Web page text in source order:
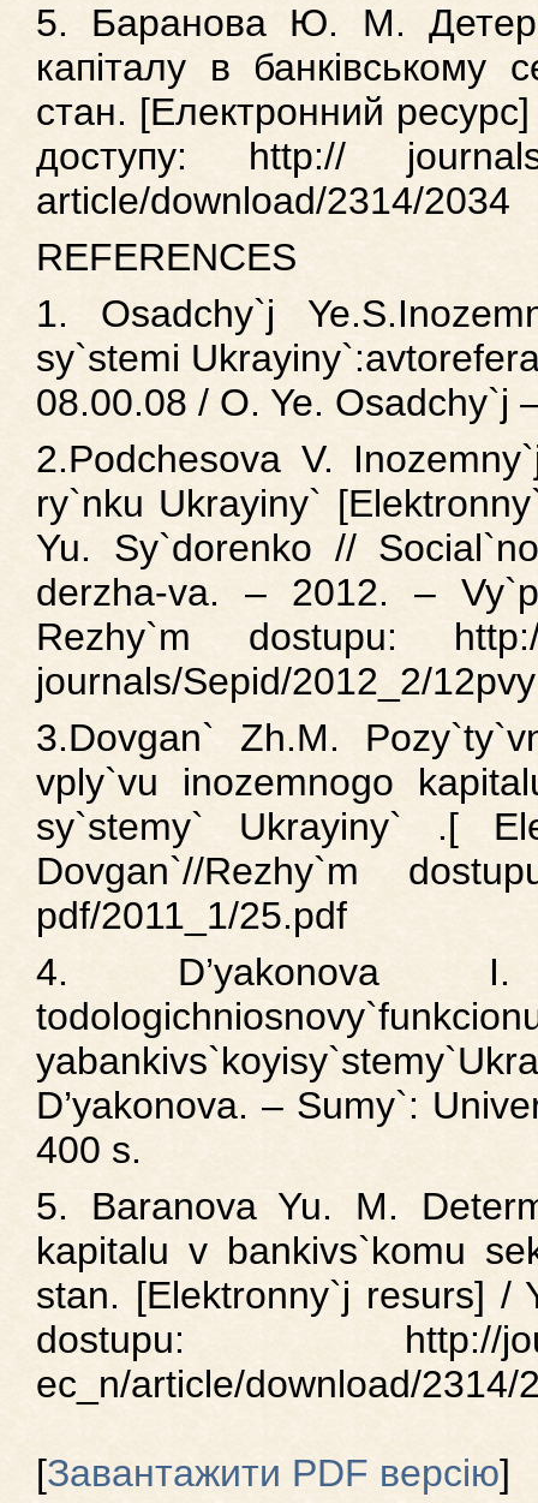
5. Баранова Ю. М.
капіталу в банківському
стан. [Електронний
доступу: http://
article/download/2314/2034
REFERENCES
1. Osadchy`j
sy`stemi
08.00.08 / O. Ye. Osadchy`j
2.Podchesova V.
ry`nku Ukrayiny`
Yu. Sy`dorenko //
derzha-va. – 2012. –
Rezhy`m dostupu:
journals/Sepid/2012_2/
3.Dovgan` Zh.M.
vply`vu inozemnogo
sy`stemy` Ukrayiny` .[
Dovgan`//Rezhy`m
pdf/2011_1/25.pdf
4. D’yakonova I.
D’yakonova. – Sumy`:
400 s.
5. Baranova Yu. M.
kapitalu v bankivs`komu
stan. [Elektronny`j resurs] /
dostupu: http://
ec_n/article/download/2314/
[Завантажити PDF версію]